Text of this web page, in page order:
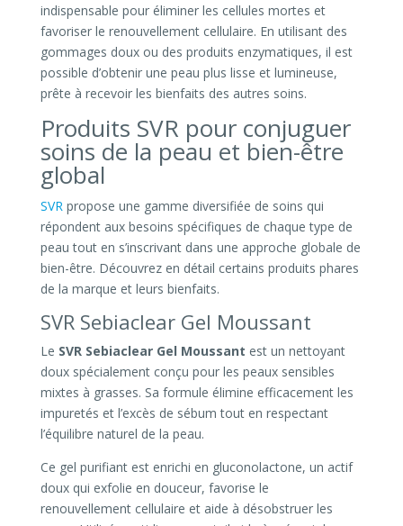
indispensable pour éliminer les cellules mortes et
favoriser le renouvellement cellulaire. En utilisant des
gommages doux ou des produits enzymatiques, il est
possible d’obtenir une peau plus lisse et lumineuse,
prête à recevoir les bienfaits des autres soins.
Produits SVR pour conjuguer
soins de la peau et bien-être
global
SVRpropose une gamme diversifiée de soins qui
répondent aux besoins spécifiques de chaque type de
peau tout en s’inscrivant dans une approche globale de
bien-être. Découvrez en détail certains produits phares
de la marque et leurs bienfaits.
SVR Sebiaclear Gel Moussant
Le SVR Sebiaclear Gel Moussant est un nettoyant
doux spécialement conçu pour les peaux sensibles
mixtes à grasses. Sa formule élimine efficacement les
impuretés et l’excès de sébum tout en respectant
l’équilibre naturel de la peau.
Ce gel purifiant est enrichi en gluconolactone, un actif
doux qui exfolie en douceur, favorise le
renouvellement cellulaire et aide à désobstruer les